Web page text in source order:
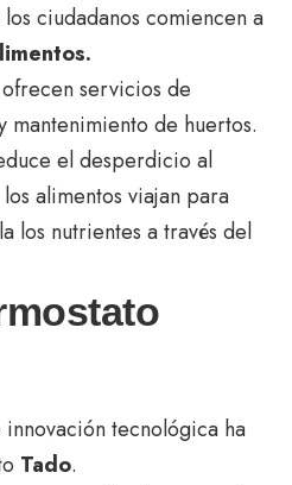
ciudadanos comiencen a
servicios de
mantenimiento de huertos.
el desperdicio al
alimentos viajan para
los nutrientes a través del
innovación tecnológica ha
Tado.